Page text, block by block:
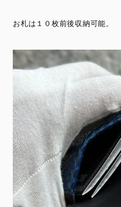
お札は１０枚前後収納可能。